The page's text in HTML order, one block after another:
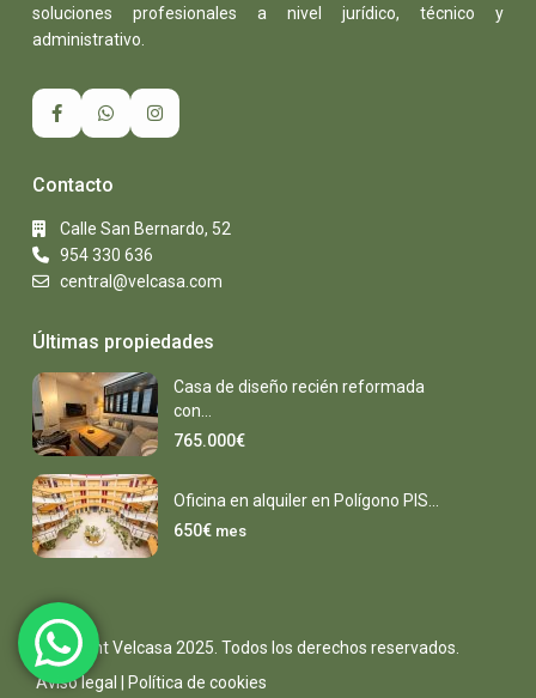
soluciones profesionales a nivel jurídico, técnico y
administrativo.
Contacto
Calle San Bernardo, 52
954 330 636
central@velcasa.com
Últimas propiedades
Casa de diseño recién reformada
con...
765.000€
Oficina en alquiler en Polígono PIS...
650€ mes
Copyright Velcasa 2025. Todos los derechos reservados.
Aviso legal |
Política de cookies